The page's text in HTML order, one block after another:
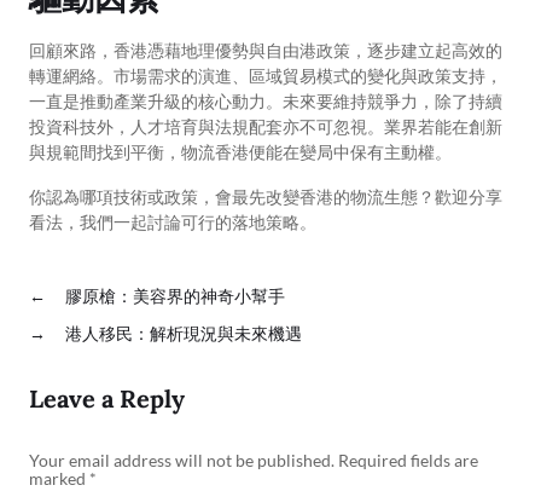
回顧來路，香港憑藉地理優勢與自由港政策，逐步建立起高效的
轉運網絡。市場需求的演進、區域貿易模式的變化與政策支持，
一直是推動產業升級的核心動力。未來要維持競爭力，除了持續
投資科技外，人才培育與法規配套亦不可忽視。業界若能在創新
與規範間找到平衡，物流香港便能在變局中保有主動權。
你認為哪項技術或政策，會最先改變香港的物流生態？歡迎分享
看法，我們一起討論可行的落地策略。
←
膠原槍：美容界的神奇小幫手
→
港人移民：解析現況與未來機遇
Leave a Reply
Your email address will not be published. Required fields are
marked *